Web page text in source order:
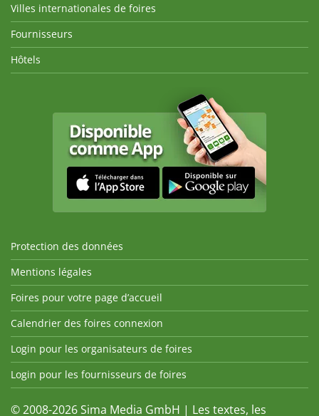
Villes internationales de foires
Fournisseurs
Hôtels
Protection des données
Mentions légales
Foires pour votre page d’accueil
Calendrier des foires connexion
Login pour les organisateurs de foires
Login pour les fournisseurs de foires
© 2008-2026 Sima Media GmbH | Les textes, les